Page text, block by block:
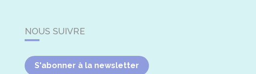
NOUS SUIVRE
S'abonner à la newsletter